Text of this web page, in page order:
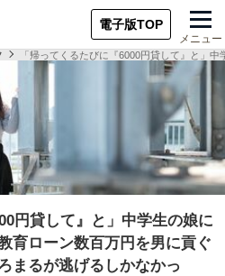
電子版TOP
メニュー
「帰ってくるたびに『6000円貸して』と」
円貸して』と」中学生の娘に
育ローン数百万円を男に貢ぐ
まるが逃げるしかなかっ